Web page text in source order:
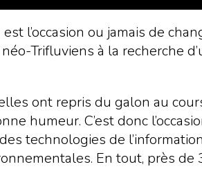
l’occasion ou jamais de
Trifluviens à la recherche
ont repris du galon au
humeur. C’est donc
technologies de
En tout, près